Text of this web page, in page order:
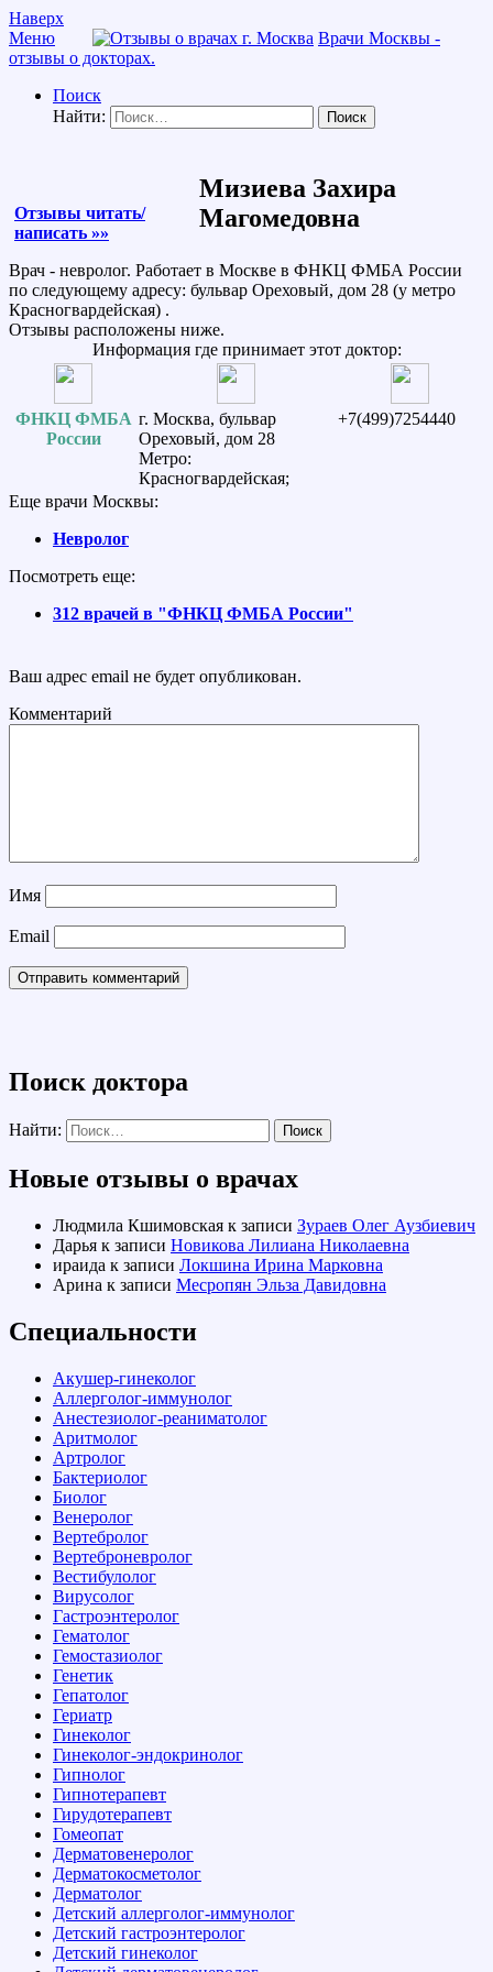
Наверх
Меню
Врачи Москвы -
отзывы о докторах.
Поиск
Найти:
Отзывы читать/
написать »»
Мизиева Захира
Магомедовна
Врач - невролог. Работает в Москве в ФНКЦ ФМБА России
по следующему адресу: бульвар Ореховый, дом 28 (у метро
Красногвардейская) .
Отзывы расположены ниже.
Информация где принимает этот доктор:
ФНКЦ ФМБА
России
г. Москва, бульвар
Ореховый, дом 28
Метро:
Красногвардейская;
+7(499)7254440
Еще врачи Москвы:
Невролог
Посмотреть еще:
312 врачей в "ФНКЦ ФМБА России"
Ваш адрес email не будет опубликован.
Комментарий
Имя
Email
Поиск доктора
Найти:
Новые отзывы о врачах
Людмила Кшимовская к записи Зураев Олег Аузбиевич
Дарья к записи Новикова Лилиана Николаевна
ираида к записи Локшина Ирина Марковна
Арина к записи Месропян Эльза Давидовна
Специальности
Акушер-гинеколог
Аллерголог-иммунолог
Анестезиолог-реаниматолог
Аритмолог
Артролог
Бактериолог
Биолог
Венеролог
Вертебролог
Вертеброневролог
Вестибулолог
Вирусолог
Гастроэнтеролог
Гематолог
Гемостазиолог
Генетик
Гепатолог
Гериатр
Гинеколог
Гинеколог-эндокринолог
Гипнолог
Гипнотерапевт
Гирудотерапевт
Гомеопат
Дерматовенеролог
Дерматокосметолог
Дерматолог
Детский аллерголог-иммунолог
Детский гастроэнтеролог
Детский гинеколог